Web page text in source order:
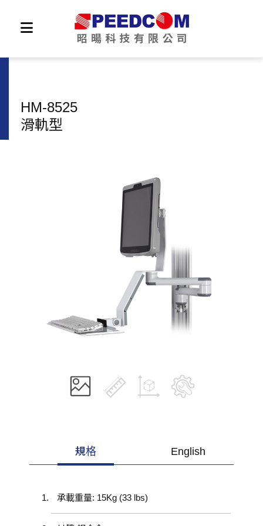
HM-8525
滑軌型
規格 English
承載重量: 15Kg (33 lbs)